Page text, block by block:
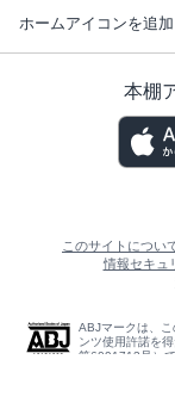
ホームアイコンを追加
本棚
このサイトについ
情報セキュ
ABJマークは、
ンツ使用許諾を
第6091713号）